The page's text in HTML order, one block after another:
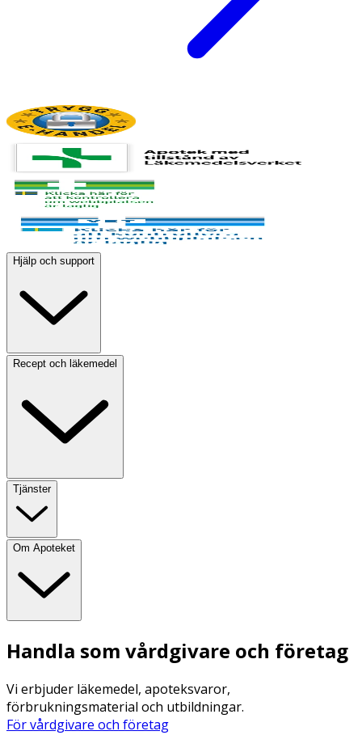
Hjälp och support
Recept och läkemedel
Tjänster
Om Apoteket
Handla som vårdgivare och företag
Vi erbjuder läkemedel, apoteksvaror,
förbrukningsmaterial och utbildningar.
För vårdgivare och företag